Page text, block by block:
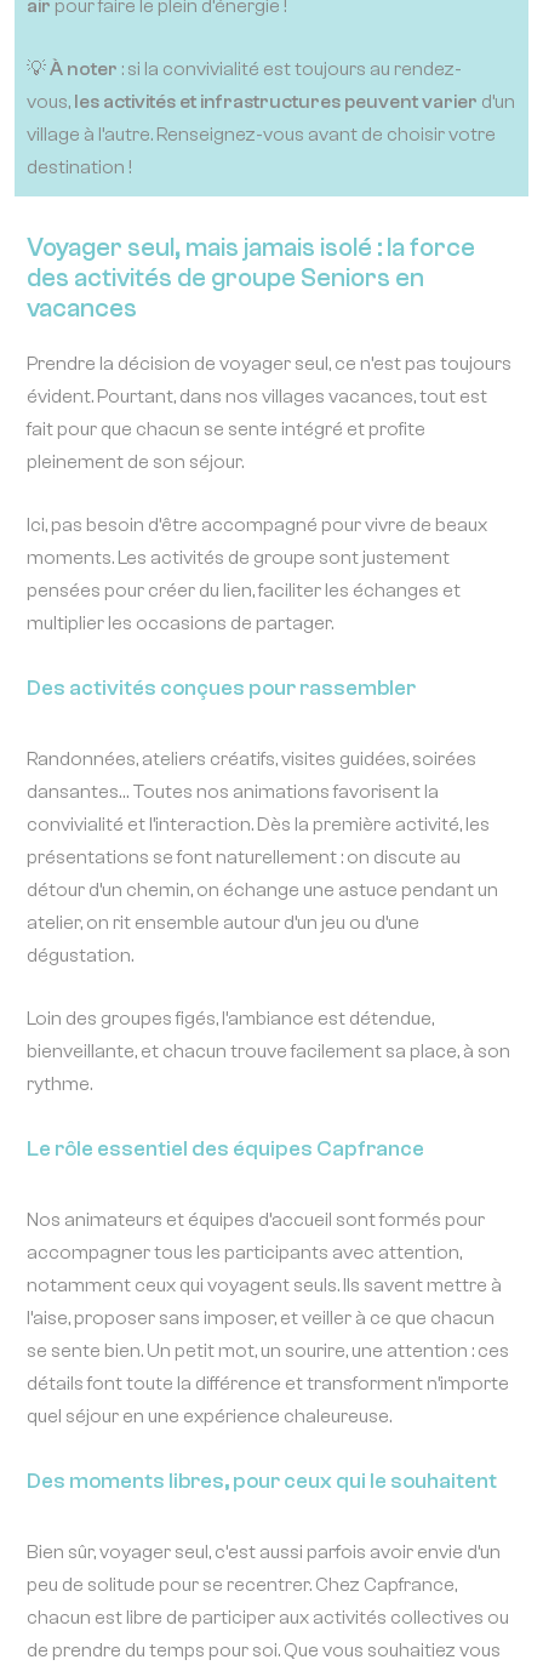
air pour faire le plein d’énergie !
💡À noter : si la convivialité est toujours au rendez-
vous, les activités et infrastructures peuvent varier d’un
village à l’autre. Renseignez-vous avant de choisir votre
destination !
Voyager seul, mais jamais isolé : la force
des activités de groupe Seniors en
vacances
Prendre la décision de voyager seul, ce n’est pas toujours
évident. Pourtant, dans nos villages vacances, tout est
fait pour que chacun se sente intégré et profite
pleinement de son séjour.
Ici, pas besoin d’être accompagné pour vivre de beaux
moments. Les activités de groupe sont justement
pensées pour créer du lien, faciliter les échanges et
multiplier les occasions de partager.
Des activités conçues pour rassembler
Randonnées, ateliers créatifs, visites guidées, soirées
dansantes… Toutes nos animations favorisent la
convivialité et l’interaction. Dès la première activité, les
présentations se font naturellement : on discute au
détour d’un chemin, on échange une astuce pendant un
atelier, on rit ensemble autour d’un jeu ou d’une
dégustation.
Loin des groupes figés, l’ambiance est détendue,
bienveillante, et chacun trouve facilement sa place, à son
rythme.
Le rôle essentiel des équipes Capfrance
Nos animateurs et équipes d’accueil sont formés pour
accompagner tous les participants avec attention,
notamment ceux qui voyagent seuls. Ils savent mettre à
l’aise, proposer sans imposer, et veiller à ce que chacun
se sente bien. Un petit mot, un sourire, une attention : ces
détails font toute la différence et transforment n’importe
quel séjour en une expérience chaleureuse.
Des moments libres, pour ceux qui le souhaitent
Bien sûr, voyager seul, c’est aussi parfois avoir envie d’un
peu de solitude pour se recentrer. Chez Capfrance,
chacun est libre de participer aux activités collectives ou
de prendre du temps pour soi. Que vous souhaitiez vous